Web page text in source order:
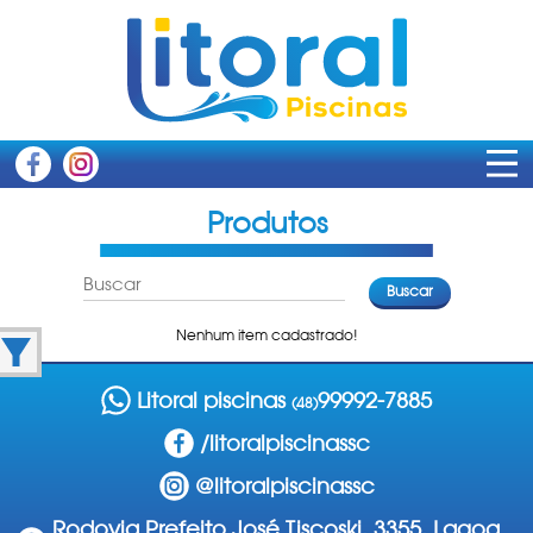
Produtos
de Limpeza
Produtos de Limpeza
Nenhum item cadastrado!
Litoral piscinas (48)99992-7885
/litoralpiscinassc
@litoralpiscinassc